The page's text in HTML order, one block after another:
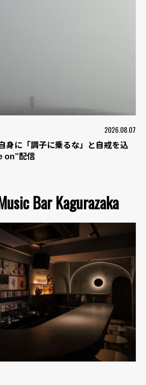
2026.08.07
身に「調子に乗るな」と自戒を込
on”配信
Bar Kagurazaka